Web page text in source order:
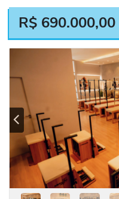
R$ 690.000,00
Previous